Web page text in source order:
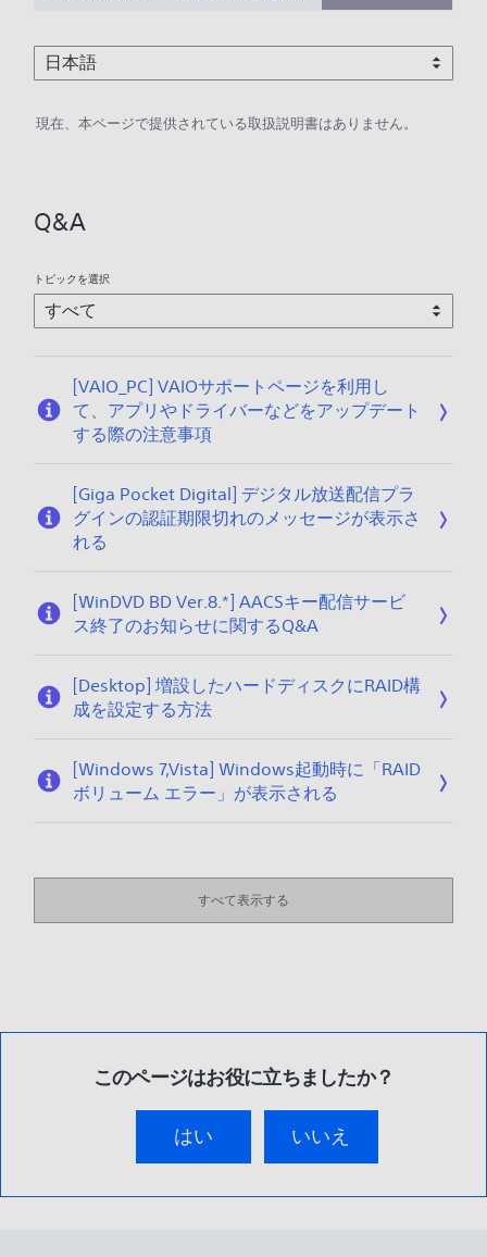
現在、本ページで提供されている取扱説明書はありません。
Q&A
トピックを選択
[VAIO_PC] VAIOサポートページを利用し
て、アプリやドライバーなどをアップデート
する際の注意事項
[Giga Pocket Digital] デジタル放送配信プラ
グインの認証期限切れのメッセージが表示さ
れる
[WinDVD BD Ver.8.*] AACSキー配信サービ
ス終了のお知らせに関するQ&A
[Desktop] 増設したハードディスクにRAID構
成を設定する方法
[Windows 7,Vista] Windows起動時に「RAID
ボリューム エラー」が表示される
すべて表示する
このページはお役に立ちましたか？
はい いいえ